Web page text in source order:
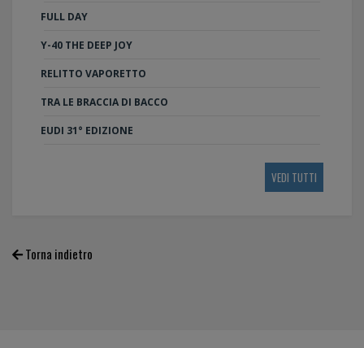
FULL DAY
Y-40 THE DEEP JOY
RELITTO VAPORETTO
TRA LE BRACCIA DI BACCO
EUDI 31° EDIZIONE
VEDI TUTTI
Torna indietro